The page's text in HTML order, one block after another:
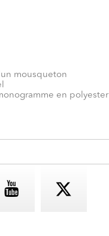
mousqueton
en polyester